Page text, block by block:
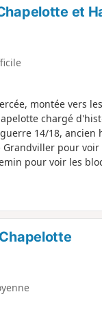
et
montée vers
chargé
14/18, ancien
Grandviller pour
pour voir les
Dame Galle de